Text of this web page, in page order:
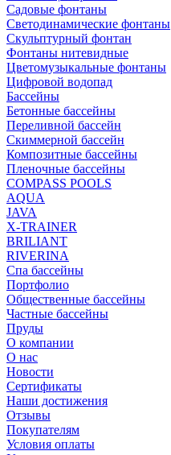
Садовые фонтаны
Светодинамические фонтаны
Скульптурный фонтан
Фонтаны нитевидные
Цветомузыкальные фонтаны
Цифровой водопад
Бассейны
Бетонные бассейны
Переливной бассейн
Скиммерной бассейн
Композитные бассейны
Пленочные бассейны
COMPASS POOLS
AQUA
JAVA
X-TRAINER
BRILIANT
RIVERINA
Спа бассейны
Портфолио
Общественные бассейны
Частные бассейны
Пруды
О компании
О нас
Новости
Сертификаты
Наши достижения
Отзывы
Покупателям
Условия оплаты